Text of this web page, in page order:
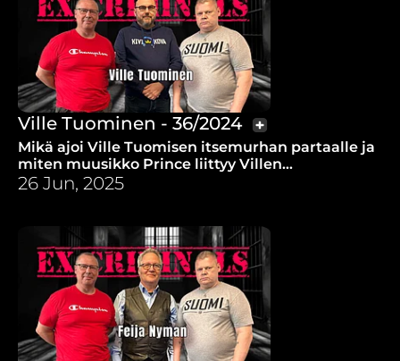
Ville Tuominen - 36/2024
Mikä ajoi Ville Tuomisen itsemurhan partaalle ja
miten muusikko Prince liittyy Villen
uskoontuloon?
26 Jun, 2025